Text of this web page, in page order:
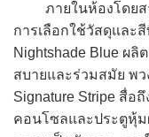
ภายในห้องโดยส
การเลือกใช้วัสดุและ
Nightshade Blue ผ
สบายและร่วมสมัย พ
Signature Stripe สื่อ
คอนโซลและประตูหุ้ม